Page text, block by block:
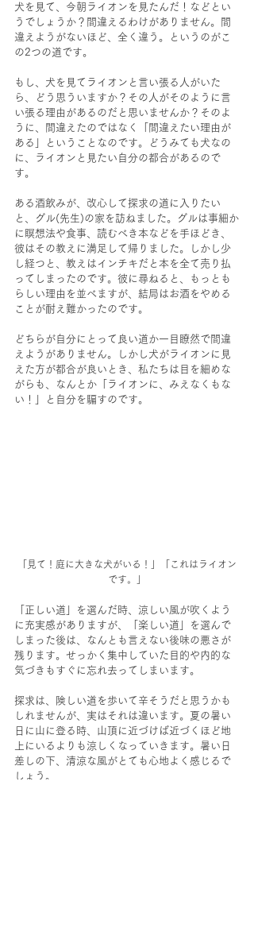
犬を見て、今朝ライオンを見たんだ！などとい
うでしょうか？間違えるわけがありません。間
違えようがないほど、全く違う。というのがこ
の2つの道です。
もし、犬を見てライオンと言い張る人がいた
ら、どう思ういますか？その人がそのように言
い張る理由があるのだと思いませんか？そのよ
うに、間違えたのではなく「間違えたい理由が
ある」ということなのです。どうみても犬なの
に、ライオンと見たい自分の都合があるので
す。
ある酒飲みが、改心して探求の道に入りたい
と、グル(先生)の家を訪ねました。グルは事細か
に瞑想法や食事、読むべき本などを手ほどき、
彼はその教えに満足して帰りました。しかし少
し経つと、教えはインチキだと本を全て売り払
ってしまったのです。彼に尋ねると、もっとも
らしい理由を並べますが、結局はお酒をやめる
ことが耐え難かったのです。
どちらが自分にとって良い道か一目瞭然で間違
えようがありません。しかし犬がライオンに見
えた方が都合が良いとき、私たちは目を細めな
がらも、なんとか「ライオンに、みえなくもな
い！」と自分を騙すのです。
「見て！庭に大きな犬がいる！」「これはライオン
です。」
「正しい道」を選んだ時、涼しい風が吹くよう
に充実感がありますが、「楽しい道」を選んで
しまった後は、なんとも言えない後味の悪さが
残ります。せっかく集中していた目的や内的な
気づきもすぐに忘れ去ってしまいます。
探求は、険しい道を歩いて辛そうだと思うかも
しれませんが、実はそれは違います。夏の暑い
日に山に登る時、山頂に近づけば近づくほど地
上にいるよりも涼しくなっていきます。暑い日
差しの下、清涼な風がとても心地よく感じるで
しょう。